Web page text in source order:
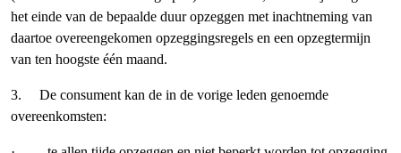
het einde van de bepaalde duur opzeggen met inachtneming van
daartoe overeengekomen opzeggingsregels en een opzegtermijn
van ten hoogste één maand.
3. De consument kan de in de vorige leden genoemde
overeenkomsten: